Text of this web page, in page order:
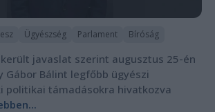
Ügyészség Parlament Bíróság
javaslat szerint augusztus 25-én
Gábor Bálint legfőbb ügyészi
politikai támadásokra hivatkozva